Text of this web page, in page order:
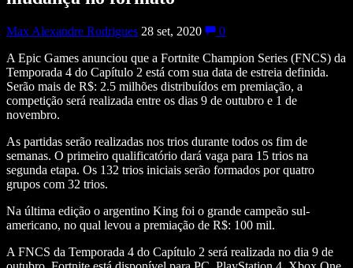
Max Alexandre Rodrigues 28 set, 2020
0
A Epic Games anunciou que a Fortnite Champion Series (FNCS) da
Temporada 4 do Capítulo 2 está com sua data de estreia definida.
Serão mais de R$: 2.5 milhões distribuídos em premiação, a
competição será realizada entre os dias 9 de outubro e 1 de
novembro.
As partidas serão realizadas nos trios durante todos os fim de
semanas. O primeiro qualificatório dará vaga para 15 trios na
segunda etapa. Os 132 trios iniciais serão formados por quatro
grupos com 32 trios.
Na última edição o argentino King foi o grande campeão sul-
americano, no qual levou a premiação de R$: 100 mil.
A FNCS da Temporada 4 do Capítulo 2 será realizada no dia 9 de